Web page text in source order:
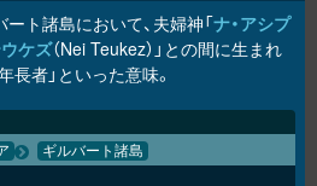
ト諸島において、夫婦神「ナ・アシプ
ウケズ（Nei Teukez）」との間に生まれ
長者」といった意味。
ギルバート諸島